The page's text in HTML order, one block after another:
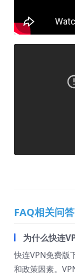
FAQ相关问答
为什么快连
快连VPN免费版
和政策因素。